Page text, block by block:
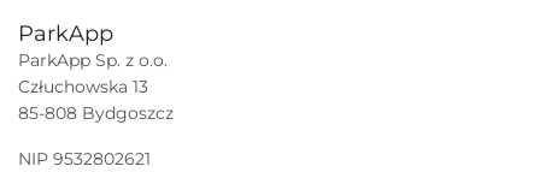
ParkApp
ParkApp Sp. z o.o.
Człuchowska 13
85-808 Bydgoszcz
NIP 9532802621